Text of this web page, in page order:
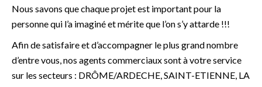
Nous savons que chaque projet est important pour la
personne qui l’a imaginé et mérite que l’on s’y attarde !!!
Afin de satisfaire et d’accompagner le plus grand nombre
d’entre vous, nos agents commerciaux sont à votre service
sur les secteurs : DRÔME/ARDECHE, SAINT-ETIENNE, LA